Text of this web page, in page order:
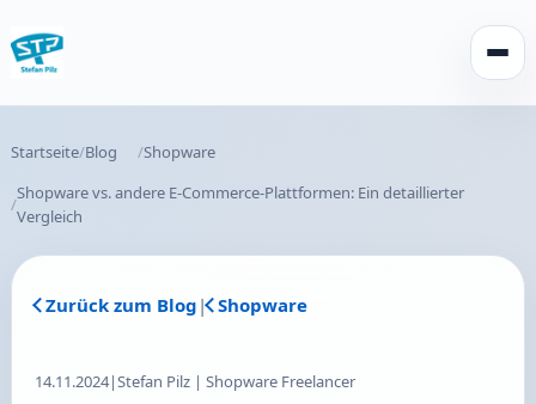
Startseite Blog
Shopware
Shopware vs. andere E-Commerce-Plattformen: Ein detaillierter
Vergleich
Zurück zum Blog | Shopware
14.11.2024|Stefan Pilz | Shopware Freelancer